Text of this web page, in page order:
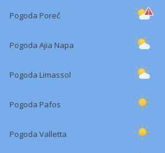
Pogoda Poreč
Pogoda Ajia Napa
Pogoda Limassol
Pogoda Pafos
Pogoda Valletta